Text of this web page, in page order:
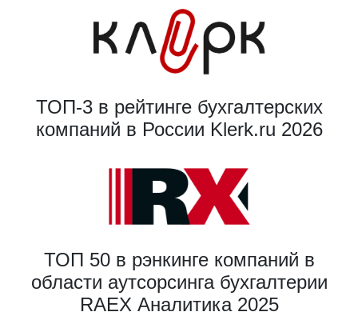
ТОП-3 в рейтинге бухгалтерских
компаний в России Klerk.ru 2026
ТОП 50 в рэнкинге компаний в
области аутсорсинга бухгалтерии
RAEX Аналитика 2025